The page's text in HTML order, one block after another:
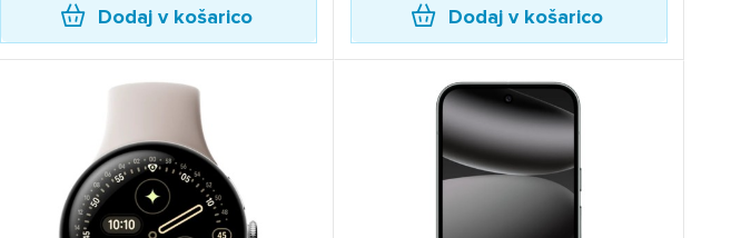
Dodaj v košarico Dodaj v košarico